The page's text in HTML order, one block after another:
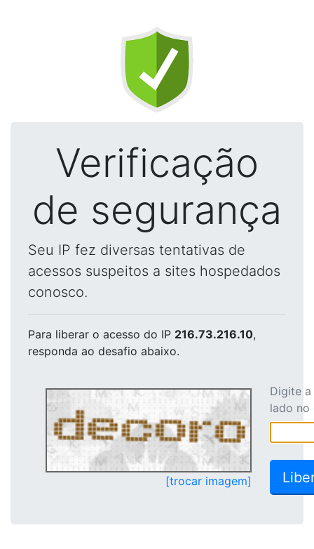
Verificação
de segurança
Seu IP fez diversas tentativas de
acessos suspeitos a sites hospedados
conosco.
Para liberar o acesso do IP 216.73.216.10,
responda ao desafio abaixo.
[trocar imagem]
Digite
lado no